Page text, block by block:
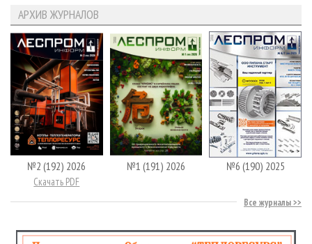
АРХИВ ЖУРНАЛОВ
№2 (192) 2026
Скачать PDF
№1 (191) 2026 №6 (190) 2025
Все журналы